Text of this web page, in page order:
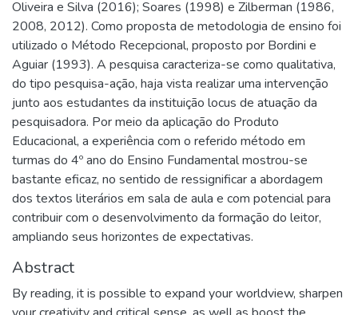
Oliveira e Silva (2016); Soares (1998) e Zilberman (1986,
2008, 2012). Como proposta de metodologia de ensino foi
utilizado o Método Recepcional, proposto por Bordini e
Aguiar (1993). A pesquisa caracteriza-se como qualitativa,
do tipo pesquisa-ação, haja vista realizar uma intervenção
junto aos estudantes da instituição locus de atuação da
pesquisadora. Por meio da aplicação do Produto
Educacional, a experiência com o referido método em
turmas do 4º ano do Ensino Fundamental mostrou-se
bastante eficaz, no sentido de ressignificar a abordagem
dos textos literários em sala de aula e com potencial para
contribuir com o desenvolvimento da formação do leitor,
ampliando seus horizontes de expectativas.
Abstract
By reading, it is possible to expand your worldview, sharpen